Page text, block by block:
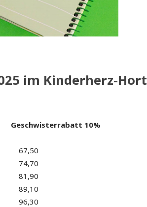
im Kinderherz-Hort
Geschwisterrabatt 10%
67,50
74,70
81,90
89,10
96,30